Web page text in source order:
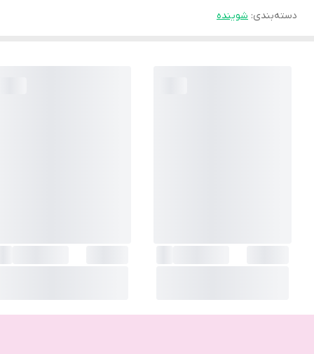
دسته‌بندی: شوینده